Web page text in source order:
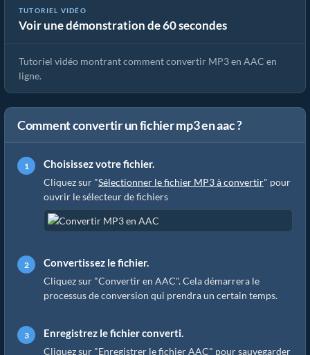
TUTORIEL VIDÉO
Voir une démonstration de 60 secondes
Comment convertir MP3 en AAC (Guide simple)
Tutoriel vidéo montrant comment convertir MP3 en AAC en
ligne.
Comment convertir un fichier mp3 en aac ?
Choisissez votre fichier.
Cliquez sur "Sélectionner le fichier MP3 à convertir" pour
ouvrir le sélecteur de fichiers
Convertissez le fichier.
Cliquez sur "Convertir en AAC". Cela démarrera le
processus de conversion qui prendra un certain temps.
Enregistrez le fichier converti.
Cliquez sur "Enregistrer le fichier AAC" pour sauvegarder